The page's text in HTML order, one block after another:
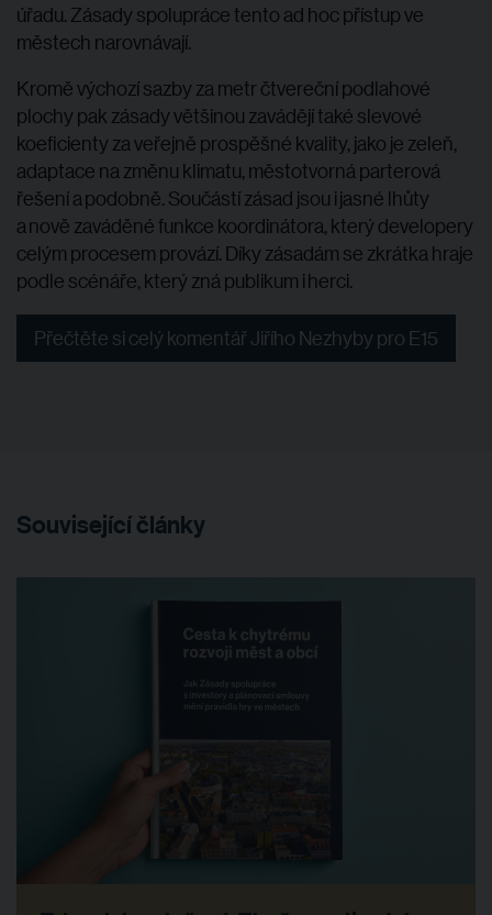
úřadu. Zásady spolupráce tento ad hoc přístup ve
městech narovnávají.
Kromě výchozí sazby za metr čtvereční podlahové
plochy pak zásady většinou zavádějí také slevové
koeficienty za veřejně prospěšné kvality, jako je zeleň,
adaptace na změnu klimatu, městotvorná parterová
řešení a podobně. Součástí zásad jsou i jasné lhůty
a nově zaváděné funkce koordinátora, který developery
celým procesem provází. Díky zásadám se zkrátka hraje
podle scénáře, který zná publikum i herci.
Přečtěte si celý komentář Jiřího Nezhyby pro E15
Související články